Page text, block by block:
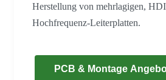
Herstellung von mehrlagigen,
Hochfrequenz-Leiterplatten.
PCB & Montage